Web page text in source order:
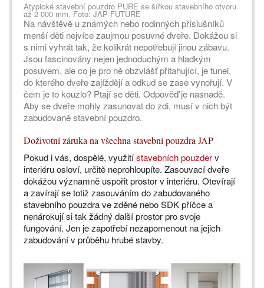
Atypické stavební pouzdro PURE se šířkou stavebního otvoru
až 2 000 mm. Foto: JAP FUTURE
Na návštěvě u známých nebo rodinných příslušníků
menší děti nejvíce zaujmou posuvné dveře. Dokážou si
s nimi vyhrát tak, že kolikrát nepotřebují jinou zábavu.
Jsou fascinovány nejen jednoduchým a hladkým
posuvem, ale co je pro ně obzvlášť přitahující, je tunel,
do kterého dveře zajíždějí a odkud se zase vynořují. V
čem je to kouzlo? Ptají se děti. Odpověď je nasnadě.
Aby se dveře mohly zasunovat do zdi, musí v nich být
zabudované stavební pouzdro.
Doživotní záruka na všechna stavební pouzdra JAP
Pokud i vás, dospělé, využitístavebních pouzderv
interiéru osloví, určitě neprohloupíte. Zasouvací dveře
dokážou významně uspořit prostor v interiéru. Otevírají
a zavírají se totiž zasouváním do zabudovaného
stavebního pouzdra ve zděné nebo SDK příčce a
nenárokují si tak žádný další prostor pro svoje
fungování. Jen je zapotřebí nezapomenout na jejich
zabudování v průběhu hrubé stavby.